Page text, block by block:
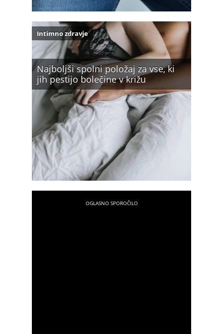
Najboljši spolni položaj za vse, ki
jih pestijo bolečine v križu
Intimno zdravje